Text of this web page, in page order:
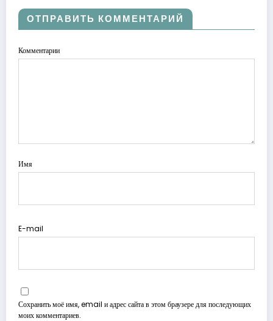
ОТПРАВИТЬ КОММЕНТАРИЙ
Комментарии
Имя
E-mail
Сохранить моё имя, email и адрес сайта в этом браузере для последующих
моих комментариев.